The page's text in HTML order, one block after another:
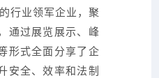
行业领军企业，聚
通过展览展示、峰
形式全面分享了企
安全、效率和法制